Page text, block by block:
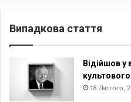
Випадкова стаття
Відійшов у
культового
18 Лютого,